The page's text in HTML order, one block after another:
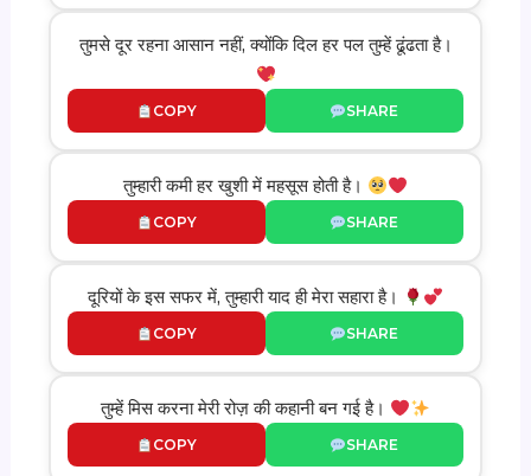
तुमसे दूर रहना आसान नहीं, क्योंकि दिल हर पल तुम्हें ढूंढता है।
COPY SHARE
तुम्हारी कमी हर खुशी में महसूस होती है।
COPY SHARE
दूरियों के इस सफर में, तुम्हारी याद ही मेरा सहारा है।
COPY SHARE
तुम्हें मिस करना मेरी रोज़ की कहानी बन गई है।
COPY SHARE